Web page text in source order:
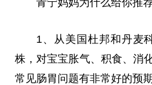
青宁妈妈为什么给你推
1、从美国杜邦和丹麦
株，对宝宝胀气、积食、消
常见肠胃问题有非常好的预